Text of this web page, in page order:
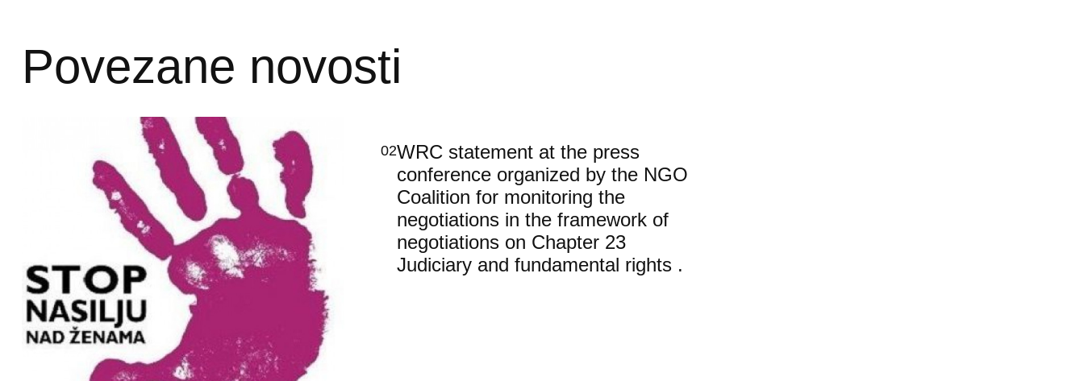
Povezane novosti
02WRC statement at the press
conference organized by the NGO
Coalition for monitoring the
negotiations in the framework of
negotiations on Chapter 23
Judiciary and fundamental rights .